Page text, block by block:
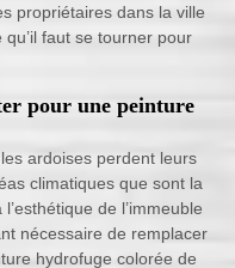
propriétaires dans la ville
qu’il faut se tourner pour
pour une peinture
ardoises perdent leurs
climatiques que sont la
de l’immeuble
nécessaire de remplacer
hydrofuge colorée de